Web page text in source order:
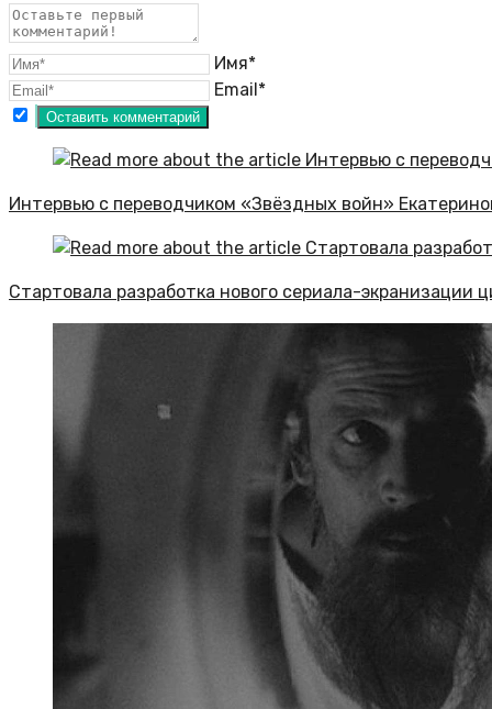
Имя*
Email*
Интервью с переводчиком «Звёздных войн»
Стартовала разработка нового сериала-экранизации